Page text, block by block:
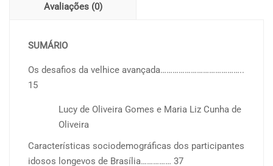
Avaliações (0)
SUMÁRIO
Os desafios da velhice avançada…………………………………..
15
Lucy de Oliveira Gomes e Maria Liz Cunha de
Oliveira
Características sociodemográficas dos participantes
idosos longevos de Brasília…………… 37